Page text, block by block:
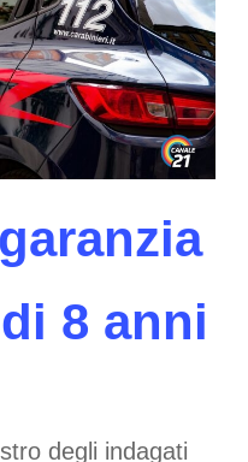
8 anni
degli indagati